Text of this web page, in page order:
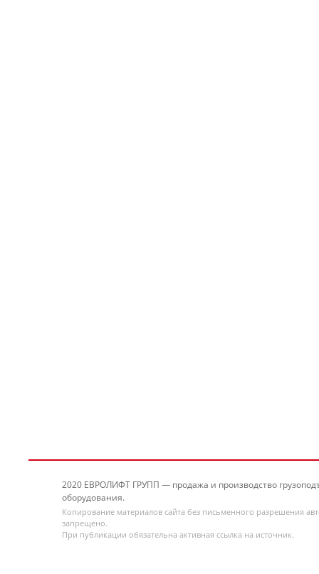
2020 ЕВРОЛИФТ ГРУПП — продажа и производство
оборудования.
Копирование материалов сайта без письменного разрешения
запрещено.
При публикации обязательна активная ссылка на источник.